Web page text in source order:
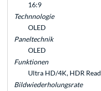
16:9
Technnologie
OLED
Paneltechnik
OLED
Funktionen
Ultra HD/4K, HDR
Bildwiederholungsrate